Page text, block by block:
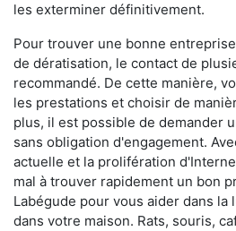
les exterminer définitivement.
Pour trouver une bonne
de dératisation, le contact de
recommandé. De cette manière,
les prestations et choisir de
plus, il est possible de demander
sans obligation d'engagement.
actuelle et la prolifération
mal à trouver rapidement un bon
Labégude pour vous aider dans
dans votre maison. Rats, souris,